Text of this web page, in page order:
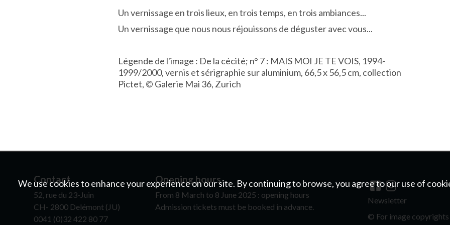
Un vernissage en trois lieux, en trois temps, en trois ambiances...
Un vernissage que nous nous réjouissons de déguster avec vous...
Légende de l'image : De la cécité; n° 7 : MAIS MOI JE TE VOIS, 1994-
1999/2000, vernis et sérigraphie sur aluminium, 66,5 x 56,5 cm, collection
Pictet, © Galerie Mai 36, Zurich
Contact
52, rue du 23-Juin
CH- 2800 Delémont (JU)
0041 (0)32 422 80 77
Opening hours
From 8 March to 8 June 2025 : opening hours
Admission tickets must be booked in advance.
Newsletter
© For image
We use cookies to enhance your experience on our site. By continuing to browse, you agree to our use of